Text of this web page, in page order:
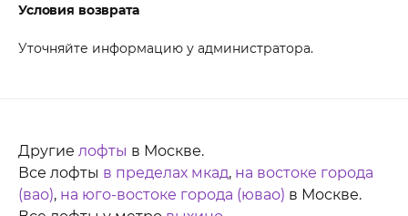
Условия возврата
Уточняйте информацию у администратора.
Другие лофты в Москве.
Все лофты в пределах мкад, на востоке города
(вао), на юго-востоке города (ювао) в Москве.